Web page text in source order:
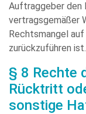
Auftraggeber den
vertragsgemäßer
Rechtsmangel
zurückzuführen ist.
§ 8 Rechte
Rücktritt
sonstige